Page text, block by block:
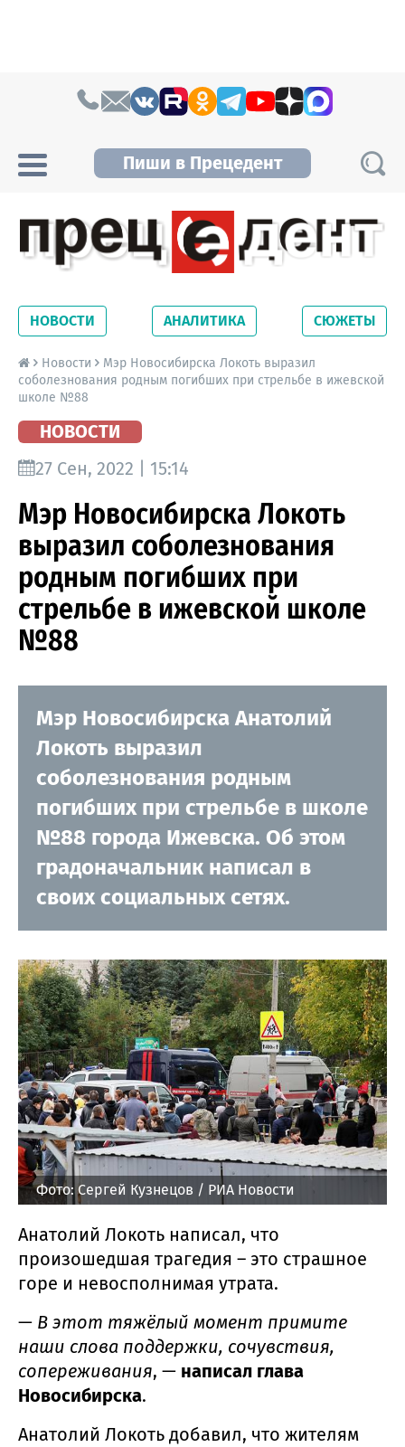
Пиши в Прецедент
Новосибирской области. Читайте свежие
новости на сайте сетевого издания
Precedent.
НОВОСТИ АНАЛИТИКА СЮЖЕТЫ
Новости
Мэр Новосибирска Локоть выразил
соболезнования родным погибших при стрельбе в ижевской
школе №88
НОВОСТИ
27 Сен, 2022 | 15:14
Мэр Новосибирска Локоть
выразил соболезнования
родным погибших при
стрельбе в ижевской школе
№88
Мэр Новосибирска Анатолий
Локоть выразил
соболезнования родным
погибших при стрельбе в школе
№88 города Ижевска. Об этом
градоначальник написал в
своих социальных сетях.
Фото: Сергей Кузнецов / РИА Новости
Анатолий Локоть написал, что
произошедшая трагедия – это страшное
горе и невосполнимая утрата.
— В этот тяжёлый момент примите
наши слова поддержки, сочувствия,
сопереживания, — написал глава
Новосибирска.
Анатолий Локоть добавил, что жителям